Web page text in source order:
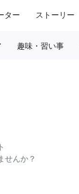
ター ストーリー
趣味・習い事
せんか？